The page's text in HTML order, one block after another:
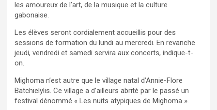
les amoureux de l’art, de la musique et la culture
gabonaise.
Les élèves seront cordialement accueillis pour des
sessions de formation du lundi au mercredi. En revanche
jeudi, vendredi et samedi servira aux concerts, indique-t-
on.
Mighoma n’est autre que le village natal d’Annie-Flore
Batchielylis. Ce village a d’ailleurs abrité par le passé un
festival dénommé « Les nuits atypiques de Mighoma ».